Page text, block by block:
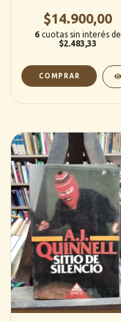
$14.900,00
6 cuotas sin interés de
$2.483,33